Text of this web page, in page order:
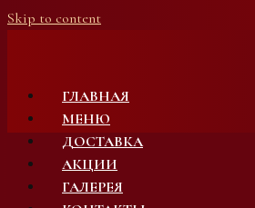
Skip to content
ГЛАВНАЯ
МЕНЮ
ДОСТАВКА
АКЦИИ
ГАЛЕРЕЯ